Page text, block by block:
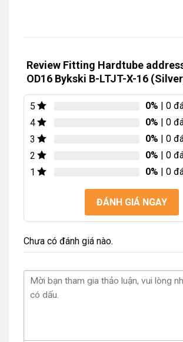
Review Fitting Hardtube
OD16 Bykski B-LTJT-X-16
5 0% | 0
4
0% | 0
3
0% | 0
2
0% | 0
1
0% | 0
ĐÁNH GIÁ NGAY
Chưa có đánh giá nào.